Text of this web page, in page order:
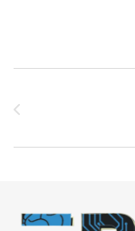
Carrusel de